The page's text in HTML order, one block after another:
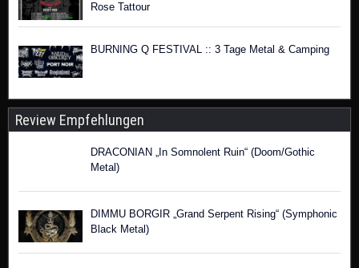
Rose Tattour
BURNING Q FESTIVAL :: 3 Tage Metal & Camping
Review Empfehlungen
DRACONIAN „In Somnolent Ruin“ (Doom/Gothic
Metal)
DIMMU BORGIR „Grand Serpent Rising“ (Symphonic
Black Metal)